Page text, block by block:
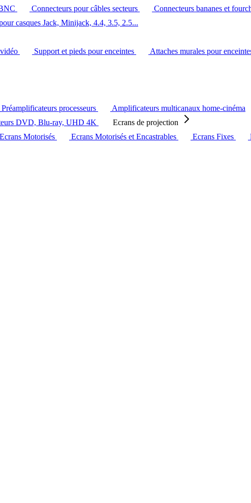
Connecteurs pour câbles secteurs Connecteurs bananes et
casques Jack, Minijack, 4.4, 3.5, 2.5...
Support et pieds pour enceintes Attaches murales pour
Préamplificateurs processeurs
Amplificateurs multicanaux home-cinéma
DVD, Blu-ray, UHD 4K
Ecrans de projection
Ecrans Motorisés Ecrans Motorisés et Encastrables Ecrans Fixes